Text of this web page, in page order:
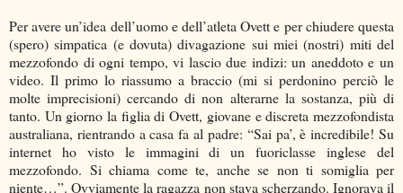
Per avere un’idea dell’uomo e dell’atleta Ovett e per chiudere questa
(spero) simpatica (e dovuta) divagazione sui miei (nostri) miti del
mezzofondo di ogni tempo, vi lascio due indizi: un aneddoto e un
video. Il primo lo riassumo a braccio (mi si perdonino perciò le
molte imprecisioni) cercando di non alterarne la sostanza, più di
tanto. Un giorno la figlia di Ovett, giovane e discreta mezzofondista
australiana, rientrando a casa fa al padre: “Sai pa’, è incredibile! Su
internet ho visto le immagini di un fuoriclasse inglese del
mezzofondo. Si chiama come te, anche se non ti somiglia per
niente…”. Ovviamente la ragazza non stava scherzando. Ignorava il